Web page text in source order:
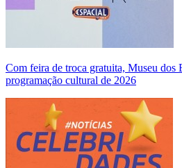
Com feira de troca gratuita, Museu dos
programação cultural de 2026